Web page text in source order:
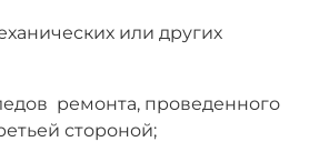
или других
ремонта, проведенного
стороной;